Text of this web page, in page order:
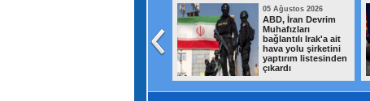
05 Ağustos 2026
ABD, İran Devrim
Muhafızları
bağlantılı Irak'a ait
hava yolu şirketini
yaptırım listesinden
çıkardı